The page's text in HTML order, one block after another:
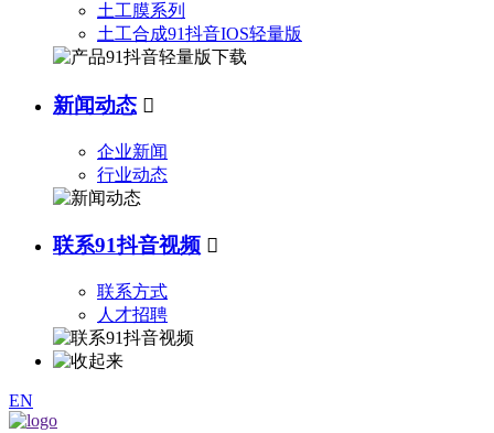
土工膜系列
土工合成91抖音IOS轻量版
新闻动态 
企业新闻
行业动态
联系91抖音视频 
联系方式
人才招聘
EN